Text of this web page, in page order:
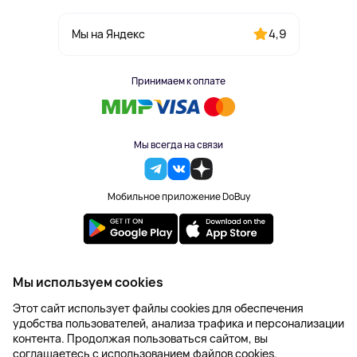
Мы на Яндекс 4,9
Принимаем к оплате
Мы всегда на связи
Мобильное приложение DoBuy
2023-2026 © DoBuy. Все права защищены
Правила обработки персональных данных
Пользовательское соглашение
Оферта
Создание сайта – NetLab
Мы используем cookies
Этот сайт использует файлы cookies для обеспечения
удобства пользователей, анализа трафика и персонализации
контента. Продолжая пользоваться сайтом, вы
соглашаетесь с использованием файлов cookies.